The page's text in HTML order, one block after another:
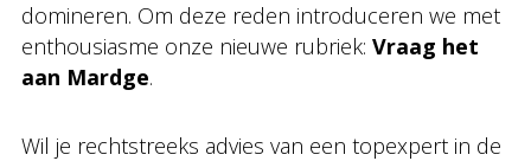
domineren. Om deze reden introduceren we met
enthousiasme onze nieuwe rubriek: Vraag het
aan Mardge.
Wil je rechtstreeks advies van een topexpert in de